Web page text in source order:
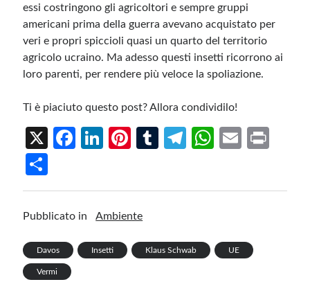
essi costringono gli agricoltori e sempre gruppi
americani prima della guerra avevano acquistato per
veri e propri spiccioli quasi un quarto del territorio
agricolo ucraino. Ma adesso questi insetti ricorrono ai
loro parenti, per rendere più veloce la spoliazione.
Ti è piaciuto questo post? Allora condividilo!
X
Fa
o
k
Li
n
Pi
t
T
Te
W
p
E
h
ar
Pubblicato in Ambiente
Davos Insetti Klaus Schwab UE
Vermi